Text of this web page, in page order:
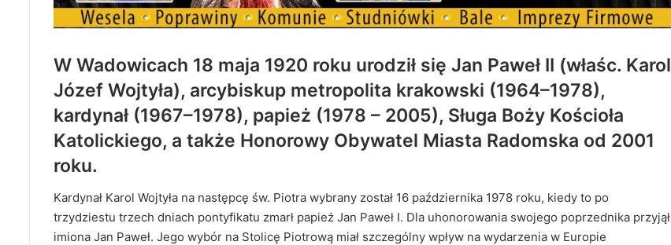
W Wadowicach 18 maja 1920 roku urodził się Jan Paweł II (właśc. Karol
Józef Wojtyła), arcybiskup metropolita krakowski (1964–1978),
kardynał (1967–1978), papież (1978 – 2005), Sługa Boży Kościoła
Katolickiego, a także Honorowy Obywatel Miasta Radomska od 2001
roku.
Kardynał Karol Wojtyła na następcę św. Piotra wybrany został 16 października 1978 roku, kiedy to po
trzydziestu trzech dniach pontyfikatu zmarł papież Jan Paweł I. Dla uhonorowania swojego poprzednika przyjął
imiona Jan Paweł. Jego wybór na Stolicę Piotrową miał szczególny wpływ na wydarzenia w Europie